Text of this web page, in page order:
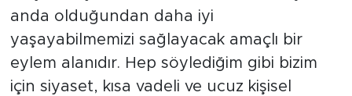
anda olduğundan daha iyi
yaşayabilmemizi sağlayacak amaçlı bir
eylem alanıdır. Hep söylediğim gibi bizim
için siyaset, kısa vadeli ve ucuz kişisel